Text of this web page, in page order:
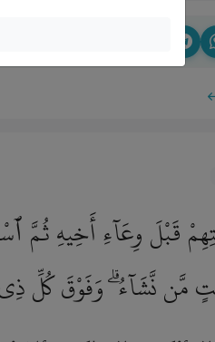
قَبْلَ وِعَآءِ أَخِيهِ
مَّن نَّشَآءُ ۗ وَفَوْقَ كُلِّ